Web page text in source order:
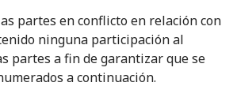
partes en conflicto en relación con
ninguna participación al
partes a fin de garantizar que se
a continuación.